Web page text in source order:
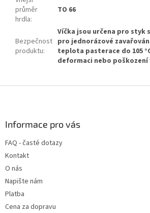
průměr
hrdla:
TO 66
Bezpečnost
produktu:
Víčka jsou určena pro styk
pro jednorázové
teplota pasterace do 105
deformaci nebo
Informace pro vás
FAQ - časté dotazy
Kontakt
O nás
Napište nám
Platba
Cena za dopravu